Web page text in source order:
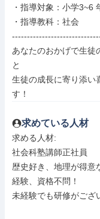
・指導対象：小学3~6
・指導教科：社会
あなたのおかげで生徒
と
生徒の成長に寄り添い
す！
求めている人材
求める人材:
社会科塾講師正社員
歴史好き、地理が得意
経験、資格不問！
未経験でも研修がござ